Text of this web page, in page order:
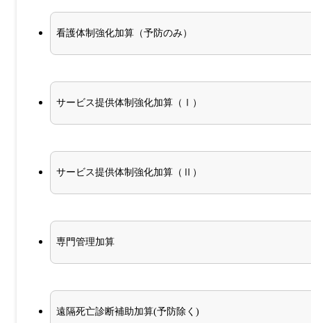
看護体制強化加算（予防のみ）
サービス提供体制強化加算（Ⅰ）
サービス提供体制強化加算（Ⅱ）
専門管理加算
遠隔死亡診断補助加算(予防除く)